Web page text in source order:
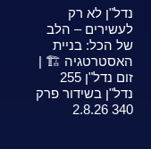
נדל"ן לא רק
לעשירים – הלב
של הכל: בניית
האסטרטגיה 🏗️ |
זום נדל"ן 255
נדל"ן בשידור פרק
340 2.8.26